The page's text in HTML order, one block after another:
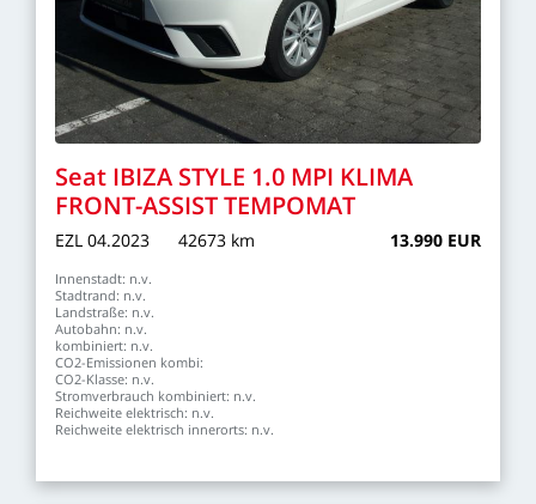
Seat IBIZA STYLE 1.0 MPI KLIMA
FRONT-ASSISTTEMPOMAT
EZL 04.2023 42673 km 13.990 EUR
Innenstadt: n.v.
Stadtrand: n.v.
Landstraße: n.v.
Autobahn: n.v.
kombiniert: n.v.
CO2-Emissionen kombi:
CO2-Klasse: n.v.
Stromverbrauch kombiniert: n.v.
Reichweite elektrisch: n.v.
Reichweite elektrisch innerorts: n.v.